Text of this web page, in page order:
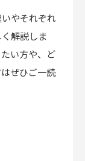
やそれぞれ
解説しま
い方や、ど
ぜひご一読